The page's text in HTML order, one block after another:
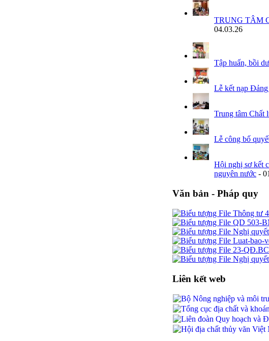
TRUNG TÂM
04.03.26
Tập huấn, bồi
Lễ kết nạp
Trung tâm Chất
Lễ công bố
Hội nghị sơ kết
nguyên nước -
Văn bản - Pháp quy
Thông tư
QD 503-
Nghị
Luat-bao-
23-
Nghị
Liên kết web